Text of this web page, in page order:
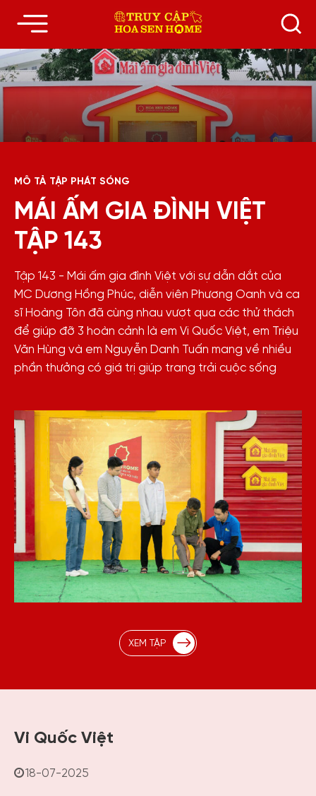
MÔ TẢ TẬP PHÁT SÓNG
MÁI ẤM GIA ĐÌNH VIỆT
TẬP 143
Tập 143 - Mái ấm gia đình Việt với sự dẫn dắt của
MC Dương Hồng Phúc, diễn viên Phương Oanh và ca
sĩ Hoàng Tôn đã cùng nhau vượt qua các thử thách
để giúp đỡ 3 hoàn cảnh là em Vi Quốc Việt, em Triệu
Văn Hùng và em Nguyễn Danh Tuấn mang về nhiều
phần thưởng có giá trị giúp trang trải cuộc sống
XEM TẬP
Vi Quốc Việt
18-07-2025